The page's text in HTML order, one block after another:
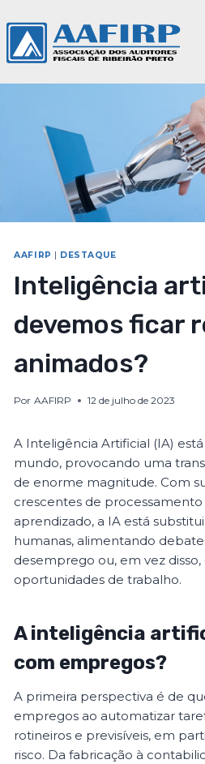
AAFIRP DESTAQUE
Inteligência
devemos ficar
animados?
Por AAFIRP 12 de julho de 2023
A Inteligência Artificial (IA)
mundo, provocando uma
de enorme magnitude. Com
crescentes de processamento
aprendizado, a IA está
humanas, alimentando
desemprego ou, em vez disso,
oportunidades de trabalho.
A inteligência
com empregos?
A primeira perspectiva é de
empregos ao automatizar
rotineiros e previsíveis, em
risco. Da fabricação à